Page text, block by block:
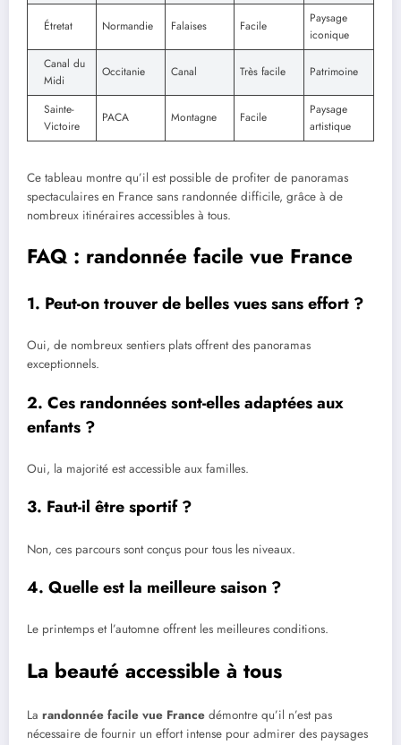
Étretat Normandie Falaises Facile
Paysage
iconique
Canal du
Midi
Occitanie Canal Très facile Patrimoine
Sainte-
Victoire
PACA Montagne Facile
Paysage
artistique
Ce tableau montre qu’il est possible de profiter de panoramas
spectaculaires en France sans randonnée difficile, grâce à de
nombreux itinéraires accessibles à tous.
FAQ : randonnée facile vue France
1. Peut-on trouver de belles vues sans effort ?
Oui, de nombreux sentiers plats offrent des panoramas
exceptionnels.
2. Ces randonnées sont-elles adaptées aux
enfants ?
Oui, la majorité est accessible aux familles.
3. Faut-il être sportif ?
Non, ces parcours sont conçus pour tous les niveaux.
4. Quelle est la meilleure saison ?
Le printemps et l’automne offrent les meilleures conditions.
La beauté accessible à tous
La randonnée facile vue France démontre qu’il n’est pas
nécessaire de fournir un effort intense pour admirer des paysages